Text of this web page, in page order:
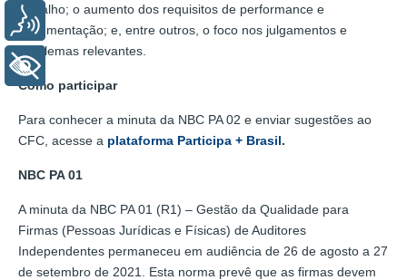
trabalho; o aumento dos requisitos de performance e
documentação; e, entre outros, o foco nos julgamentos e
problemas relevantes.
Como participar
Para conhecer a minuta da NBC PA 02 e enviar sugestões ao
CFC, acesse a plataforma Participa + Brasil.
NBC PA 01
A minuta da NBC PA 01 (R1) – Gestão da Qualidade para
Firmas (Pessoas Jurídicas e Físicas) de Auditores
Independentes permaneceu em audiência de 26 de agosto a 27
de setembro de 2021. Esta norma prevê que as firmas devem
Voz